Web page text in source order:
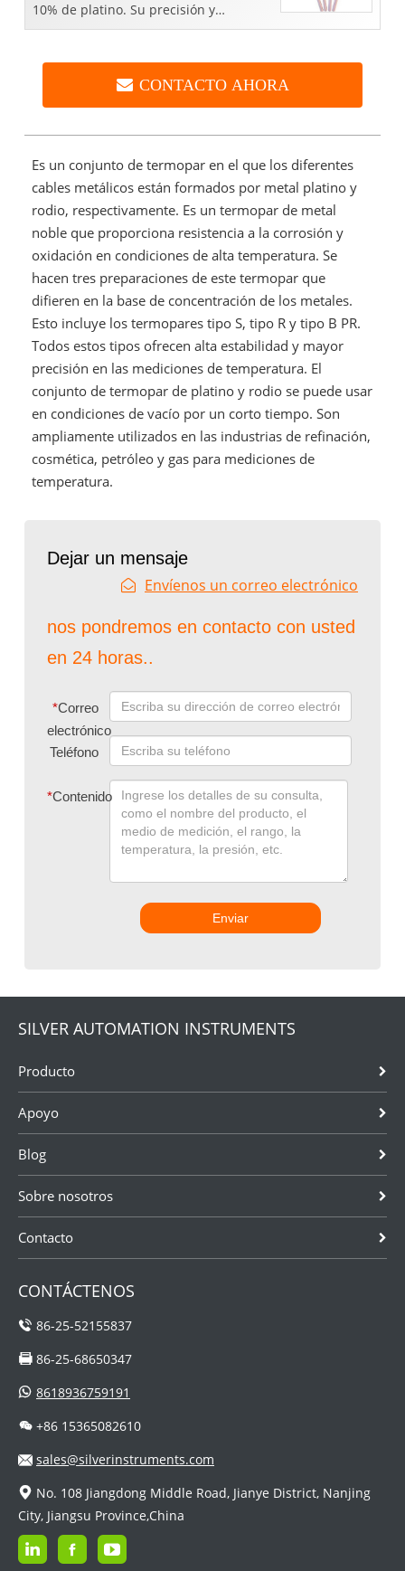
10% de platino. Su precisión y
estabilidad son altas ...
CONTACTO AHORA
Es un conjunto de termopar en el que los diferentes
cables metálicos están formados por metal platino y
rodio, respectivamente. Es un termopar de metal
noble que proporciona resistencia a la corrosión y
oxidación en condiciones de alta temperatura. Se
hacen tres preparaciones de este termopar que
difieren en la base de concentración de los metales.
Esto incluye los termopares tipo S, tipo R y tipo B PR.
Todos estos tipos ofrecen alta estabilidad y mayor
precisión en las mediciones de temperatura. El
conjunto de termopar de platino y rodio se puede usar
en condiciones de vacío por un corto tiempo. Son
ampliamente utilizados en las industrias de refinación,
cosmética, petróleo y gas para mediciones de
temperatura.
Dejar un mensaje
Envíenos un correo electrónico
nos pondremos en contacto con usted
en 24 horas..
*Correo
electrónico
Teléfono
*Contenido
Enviar
SILVER AUTOMATION INSTRUMENTS
Producto
Apoyo
Blog
Sobre nosotros
Contacto
CONTÁCTENOS
86-25-52155837
86-25-68650347
8618936759191
+86 15365082610
sales@silverinstruments.com
No. 108 Jiangdong Middle Road, Jianye District, Nanjing
City, Jiangsu Province,China